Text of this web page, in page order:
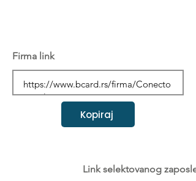
Firma link
Kopiraj
Link selektovanog